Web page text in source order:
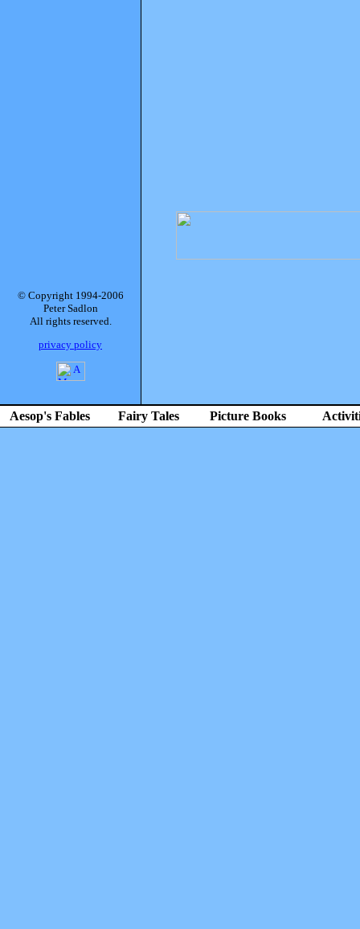
© Copyright 1994-2006
Peter Sadlon
All rights reserved.
privacy policy
Aesop's Fables Fairy Tales Picture Books